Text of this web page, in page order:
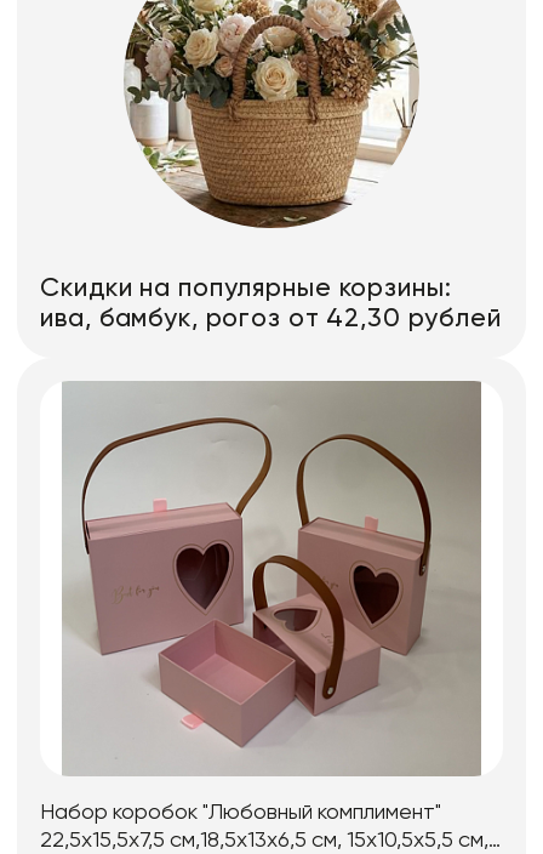
Скидки на популярные корзины:
ива, бамбук, рогоз от 42,30 рублей
Набор коробок "Любовный комплимент"
22,5x15,5x7,5 см,18,5x13x6,5 см, 15x10,5x5,5 см,